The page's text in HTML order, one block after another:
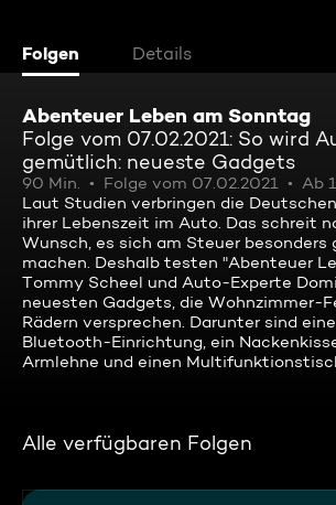
Folgen Details
Abenteuer Leben am Sonntag
Folge vom 07.02.2021: So wird
gemütlich: neueste Gadgets
90 Min. Folge vom 07.02.2021
Ab
Laut Studien verbringen die
ihrer Lebenszeit im Auto. Das schreit
Wunsch, es sich am Steuer besonders
machen. Deshalb testen "Abenteuer
Tommy Scheel und Auto-Experte
neuesten Gadgets, die Wohnzimmer-
Rädern versprechen. Darunter sind
Bluetooth-Einrichtung, ein
Armlehne und einen
Alle verfügbaren Folgen